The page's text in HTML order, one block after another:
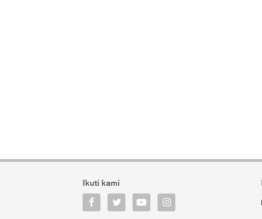
Ikuti kami